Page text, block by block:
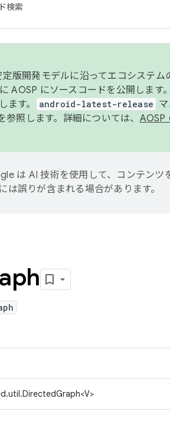
検索
版開発モデルに沿ってエコシステム
AOSP にソースコードを公開します
ます。 android-latest-release
照します。詳細については、 AOSP
は AI 技術を使用して、コンテンツ
は誤りが含まれる場合があります。